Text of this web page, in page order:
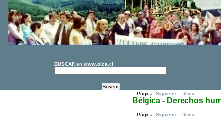
BUSCAR en www.olca.cl
Página:Siguiente -Ultima
Bélgica - Derechos
Página:Siguiente -Ultima